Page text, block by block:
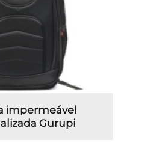
impermeável
Gurupi